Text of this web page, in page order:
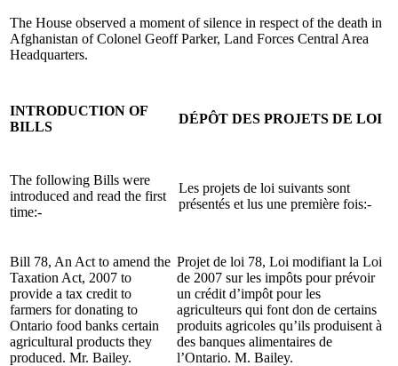
The House observed a moment of silence in respect of the death in
Afghanistan of Colonel Geoff Parker, Land Forces Central Area
Headquarters.
INTRODUCTION OF
BILLS
DÉPÔT DES PROJETS DE LOI
The following Bills were
introduced and read the first
time:-
Les projets de loi suivants sont
présentés et lus une première fois:-
Bill 78, An Act to amend the
Taxation Act, 2007 to
provide a tax credit to
farmers for donating to
Ontario food banks certain
agricultural products they
produced. Mr. Bailey.
Projet de loi 78, Loi modifiant la Loi
de 2007 sur les impôts pour prévoir
un crédit d’impôt pour les
agriculteurs qui font don de certains
produits agricoles qu’ils produisent à
des banques alimentaires de
l’Ontario. M. Bailey.